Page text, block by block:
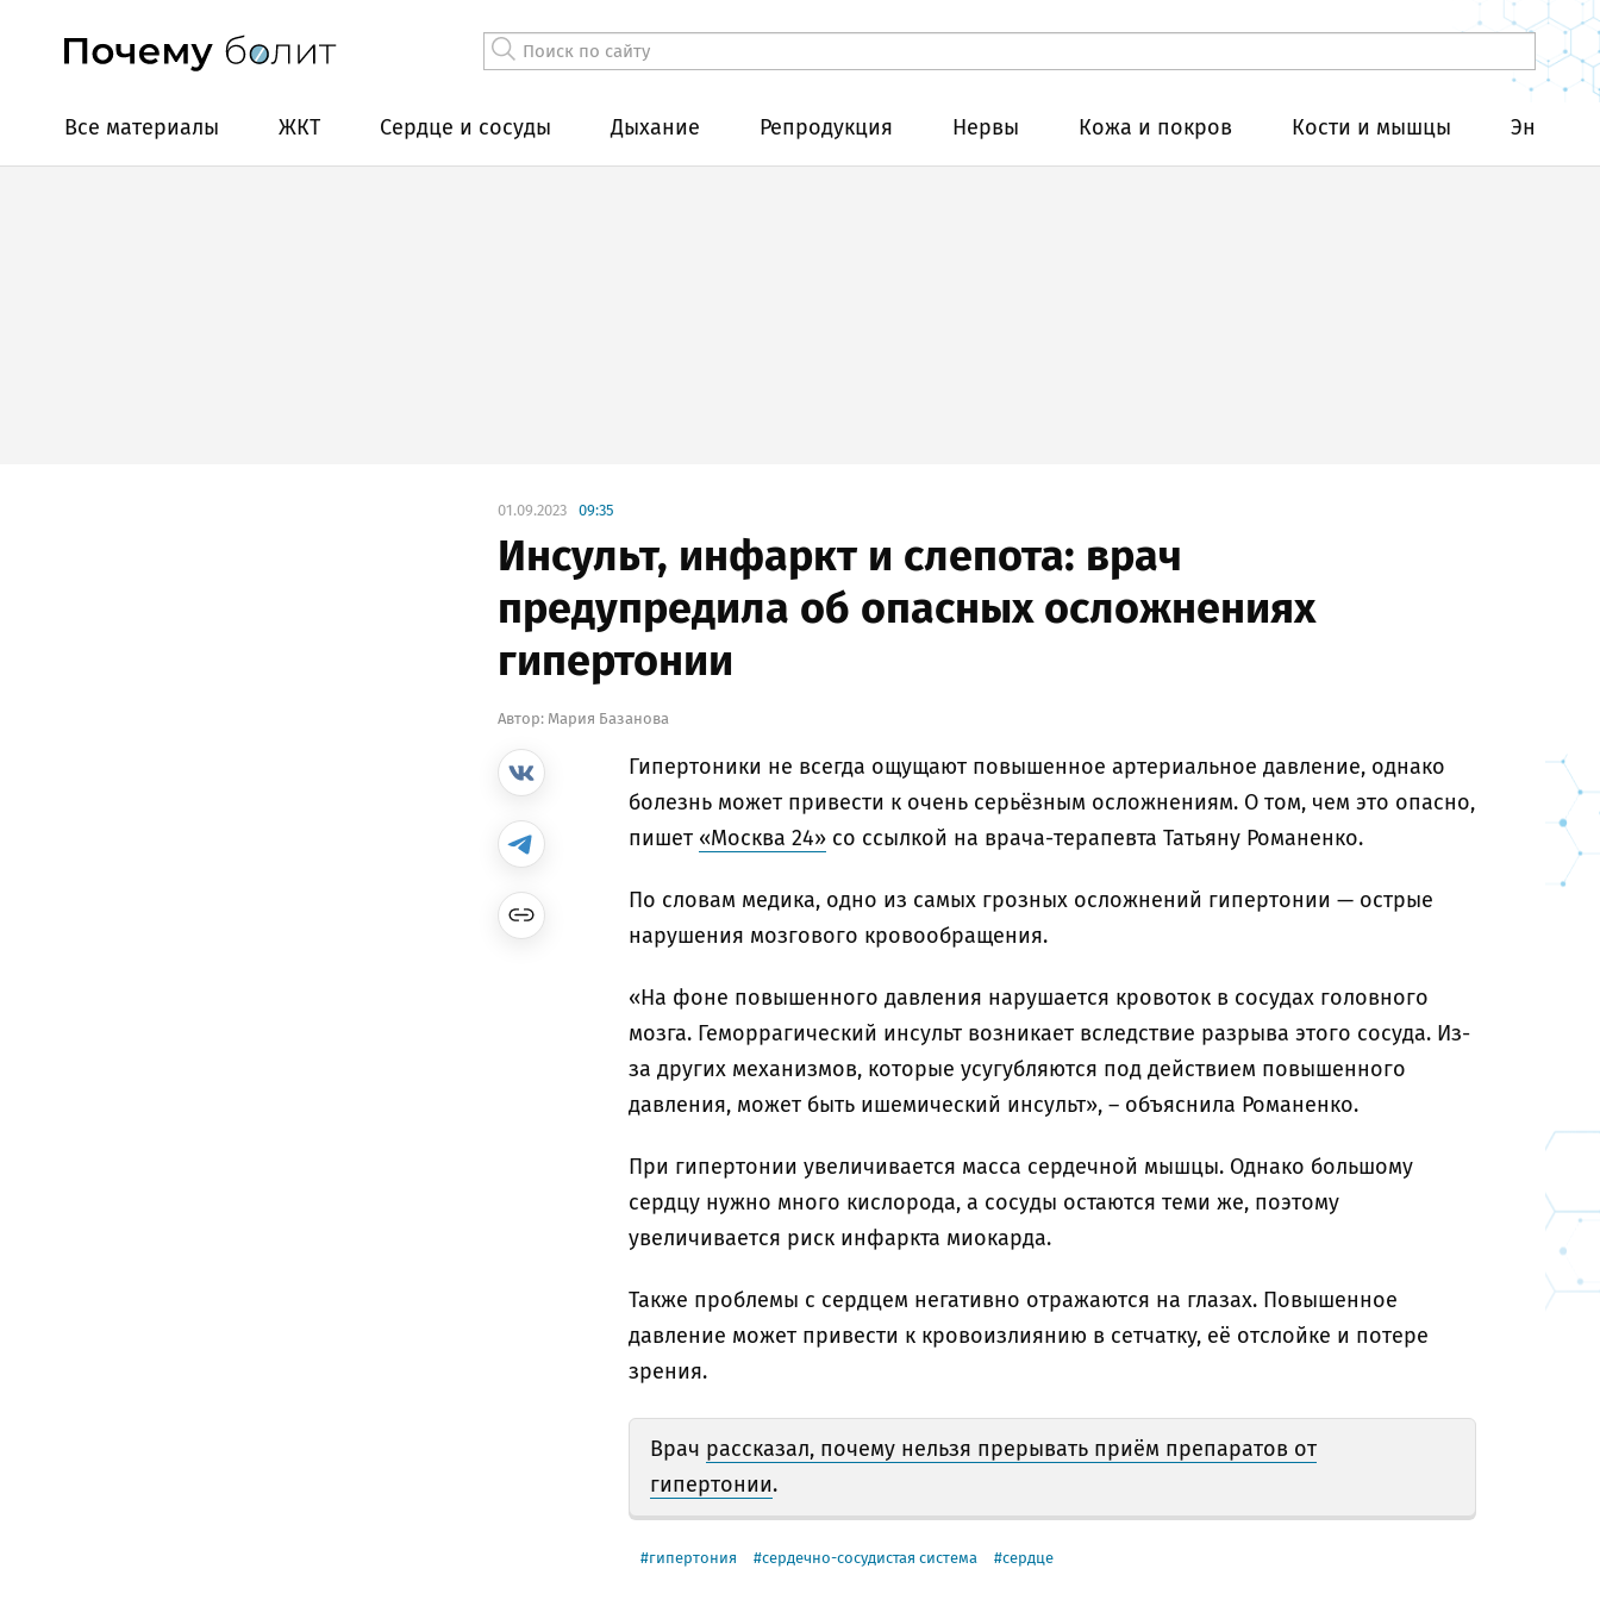
Все материалы ЖКТ Сердце и сосуды Дыхание Репродукция Нервы Кожа и покров Кости и мышцы
01.09.2023 09:35
Инсульт, инфаркт и слепота: врач
предупредила об опасных осложнениях
гипертонии
Автор: Мария Базанова
Гипертоники не всегда ощущают повышенное артериальное давление, однако
болезнь может привести к очень серьёзным осложнениям. О том, чем это опасно,
пишет «Москва 24» со ссылкой на врача-терапевта Татьяну Романенко.
По словам медика, одно из самых грозных осложнений гипертонии — острые
нарушения мозгового кровообращения.
«На фоне повышенного давления нарушается кровоток в сосудах головного
мозга. Геморрагический инсульт возникает вследствие разрыва этого сосуда. Из-
за других механизмов, которые усугубляются под действием повышенного
давления, может быть ишемический инсульт», – объяснила Романенко.
При гипертонии увеличивается масса сердечной мышцы. Однако большому
сердцу нужно много кислорода, а сосуды остаются теми же, поэтому
увеличивается риск инфаркта миокарда.
Также проблемы с сердцем негативно отражаются на глазах. Повышенное
давление может привести к кровоизлиянию в сетчатку, её отслойке и потере
зрения.
Врач рассказал, почему нельзя прерывать приём препаратов от
гипертонии.
гипертония сердечно-сосудистая система сердце